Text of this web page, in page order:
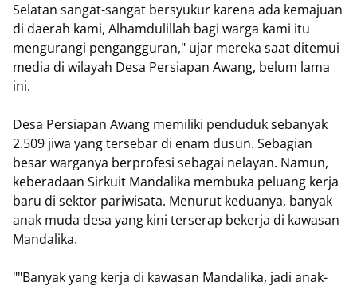
Selatan sangat-sangat bersyukur karena ada kemajuan
di daerah kami, Alhamdulillah bagi warga kami itu
mengurangi pengangguran," ujar mereka saat ditemui
media di wilayah Desa Persiapan Awang, belum lama
ini.
Desa Persiapan Awang memiliki penduduk sebanyak
2.509 jiwa yang tersebar di enam dusun. Sebagian
besar warganya berprofesi sebagai nelayan. Namun,
keberadaan Sirkuit Mandalika membuka peluang kerja
baru di sektor pariwisata. Menurut keduanya, banyak
anak muda desa yang kini terserap bekerja di kawasan
Mandalika.
""Banyak yang kerja di kawasan Mandalika, jadi anak-